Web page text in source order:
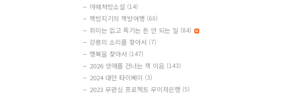
야매처방소설 (14)
책방지기의 책방여행 (60)
취미는 없고 특기는 돈 안 되는 일 (84)
강릉의 소리를 찾아서 (7)
행복을 찾아서 (147)
2026 생애를 건너는 책 이음 (143)
2024 대만 타이베이 (3)
2023 무관심 프로젝트 무이자은행 (5)